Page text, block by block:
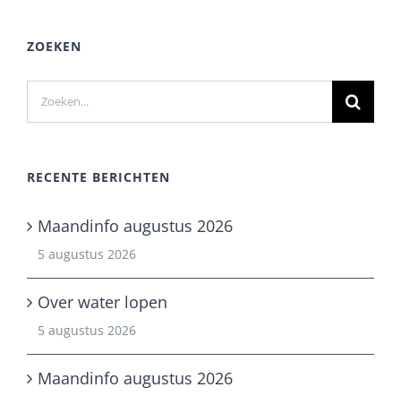
ZOEKEN
Zoeken
naar:
RECENTE BERICHTEN
Maandinfo augustus 2026
5 augustus 2026
Over water lopen
5 augustus 2026
Maandinfo augustus 2026